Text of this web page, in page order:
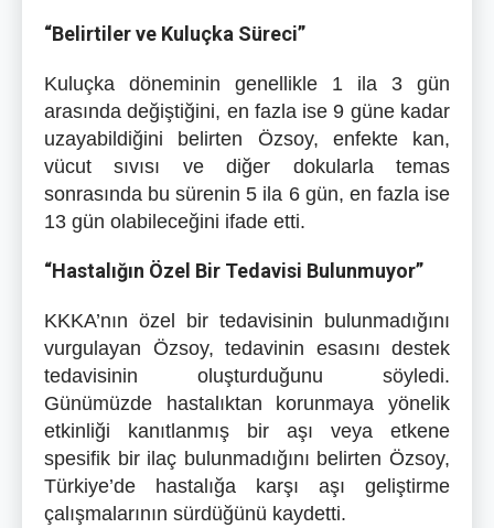
“Belirtiler ve Kuluçka Süreci”
Kuluçka döneminin genellikle 1 ila 3 gün
arasında değiştiğini, en fazla ise 9 güne kadar
uzayabildiğini belirten Özsoy, enfekte kan,
vücut sıvısı ve diğer dokularla temas
sonrasında bu sürenin 5 ila 6 gün, en fazla ise
13 gün olabileceğini ifade etti.
“Hastalığın Özel Bir Tedavisi Bulunmuyor”
KKKA’nın özel bir tedavisinin bulunmadığını
vurgulayan Özsoy, tedavinin esasını destek
tedavisinin oluşturduğunu söyledi.
Günümüzde hastalıktan korunmaya yönelik
etkinliği kanıtlanmış bir aşı veya etkene
spesifik bir ilaç bulunmadığını belirten Özsoy,
Türkiye’de hastalığa karşı aşı geliştirme
çalışmalarının sürdüğünü kaydetti.